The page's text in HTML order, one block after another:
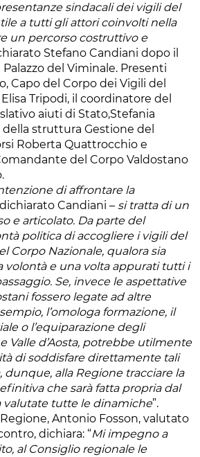
sindacali dei vigili del
a tutti gli attori coinvolti nella
un percorso costruttivo e
Stefano Candiani dopo il
del Viminale. Presenti
Capo del Corpo dei Vigili del
Tripodi, il coordinatore del
aiuti di Stato,Stefania
struttura Gestione del
Roberta Quattrocchio e
del Corpo Valdostano
di affrontare la
Candiani – si tratta di un
e articolato. Da parte del
politica di accogliere i vigili del
Corpo Nazionale, qualora sia
volontà e una volta appurati tutti i
Se, invece le aspettative
fossero legate ad altre
l’omologa formazione, il
o l’equiparazione degli
Valle d’Aosta, potrebbe utilmente
di soddisfare direttamente tali
dunque, alla Regione tracciare la
che sarà fatta propria dal
valutate tutte le dinamiche”.
Antonio Fosson, valutato
dichiara: “Mi impegno a
al Consiglio regionale le